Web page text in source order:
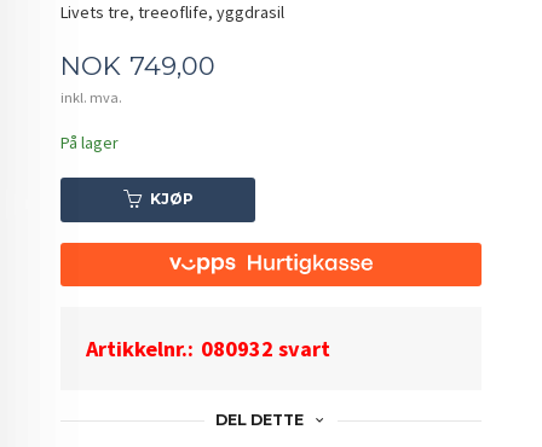
Livets tre, treeoflife, yggdrasil
Pris
NOK 749,00
inkl. mva.
På lager
KJØP
Artikkelnr.: 080932 svart
DEL DETTE